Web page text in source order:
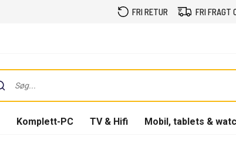
FRI RETUR FRI FRAGT
Komplett-PC TV & Hifi Mobil, tablets &